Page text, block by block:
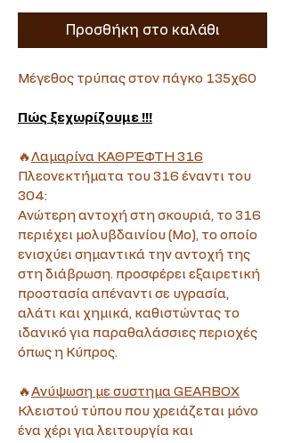
Προσθήκη στο καλάθι
Μέγεθος τρύπας στον πάγκο 135χ60
Πώς ξεχωρίζουμε !!!
🔥Λαμαρίνα ΚΑΘΡΈΦΤΗ 316
Πλεονεκτήματα του 316 έναντι του
304:
Ανώτερη αντοχή στη σκουριά, το 316
περιέχει μολυβδαινίου (Mo), το οποίο
ενισχύει σημαντικά την αντοχή της
στη διάβρωση. προσφέρει εξαιρετική
προστασία απέναντι σε υγρασία,
αλάτι και χημικά, καθιστώντας το
ιδανικό για παραθαλάσσιες περιοχές
όπως η Κύπρος.
🔥Ανύψωση με συστημα GEARBOX
Κλειστού τύπου που χρειάζεται μόνο
ένα χέρι για λειτουργία και